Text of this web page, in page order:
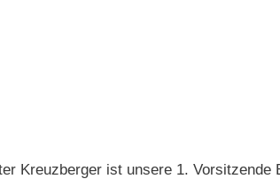
Kreuzberger ist unsere 1. Vorsitzende